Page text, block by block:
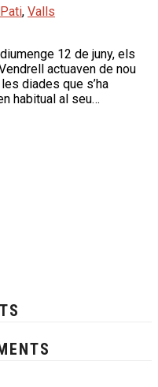
, Valls
12 de juny, els
actuaven de nou
diades que s’ha
habitual al seu…